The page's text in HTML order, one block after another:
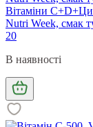
Вітаміни
Nutri Week, смак
20
В наявності